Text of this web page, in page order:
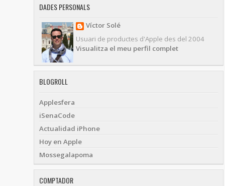
DADES PERSONALS
Víctor Solé
Usuari de productes d'Apple des del 2004
Visualitza el meu perfil complet
BLOGROLL
Applesfera
iSenaCode
Actualidad iPhone
Hoy en Apple
Mossegalapoma
COMPTADOR